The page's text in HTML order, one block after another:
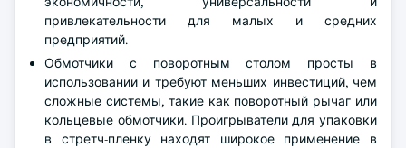
привлекательности для малых и средних
предприятий.
Обмотчики с поворотным столом просты в
использовании и требуют меньших инвестиций, чем
сложные системы, такие как поворотный рычаг или
кольцевые обмотчики. Проигрыватели для упаковки
в стретч-пленку находят широкое применение в